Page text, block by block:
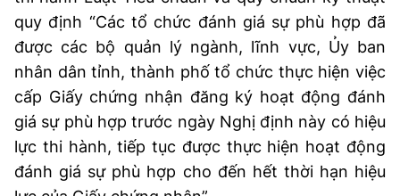
quy định “Các tổ chức đánh giá sự phù hợp đã
được các bộ quản lý ngành, lĩnh vực, Ủy ban
nhân dân tỉnh, thành phố tổ chức thực hiện việc
cấp Giấy chứng nhận đăng ký hoạt động đánh
giá sự phù hợp trước ngày Nghị định này có hiệu
lực thi hành, tiếp tục được thực hiện hoạt động
đánh giá sự phù hợp cho đến hết thời hạn hiệu